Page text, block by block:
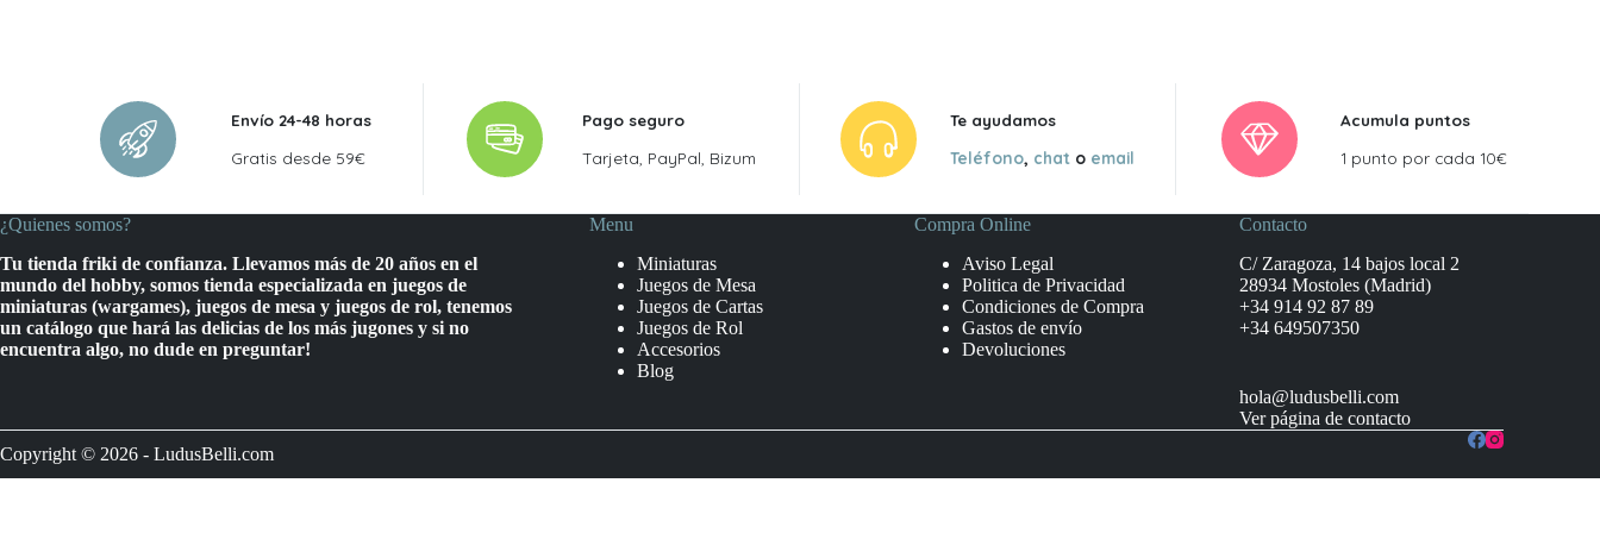
Envío 24-48 horas
Gratis desde 59€
Pago seguro
Tarjeta, PayPal, Bizum
Te ayudamos
Teléfono, chato email
Acumula puntos
1 punto por cada 10€
¿Quienes somos?
Tu tienda friki de confianza. Llevamos más de 20 años en el
mundo del hobby, somos tienda especializada en juegos de
miniaturas (wargames), juegos de mesa y juegos de rol, tenemos
un catálogo que hará las delicias de los más jugones y si no
encuentra algo, no dude en preguntar!
Menu
Miniaturas
Juegos de Mesa
Juegos de Cartas
Juegos de Rol
Accesorios
Blog
Compra Online
Aviso Legal
Politica de Privacidad
Condiciones de Compra
Gastos de envío
Devoluciones
Contacto
C/ Zaragoza, 14 bajos local 2
28934 Mostoles (Madrid)
+34 914 92 87 89
+34 649507350
hola@ludusbelli.com
Ver página de contacto
Copyright © 2026 - LudusBelli.com